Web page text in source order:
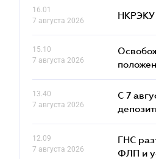
16.01
7 августа 2026
НКРЭКУ
15.10
7 августа 2026
13.40
7 августа 2026
С 7
12.09
7 августа 2026
ГНС
ФЛП и